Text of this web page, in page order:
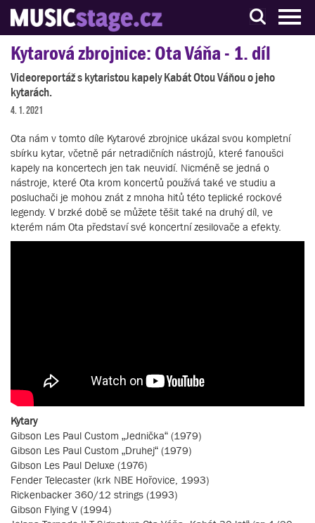
S muzikanty pro muzikanty
Kytarová zbrojnice: Ota Váňa - 1. díl
Videoreportáž s kytaristou kapely Kabát Otou Váňou o jeho
kytarách.
4. 1. 2021
Ota nám v tomto díle Kytarové zbrojnice ukázal svou kompletní
sbírku kytar, včetně pár netradičních nástrojů, které fanoušci
kapely na koncertech jen tak neuvidí. Nicméně se jedná o
nástroje, které Ota krom koncertů používá také ve studiu a
posluchači je mohou znát z mnoha hitů této teplické rockové
legendy. V brzké době se můžete těšit také na druhý díl, ve
kterém nám Ota představí své koncertní zesilovače a efekty.
Kytary
Gibson Les Paul Custom „Jednička“ (1979)
Gibson Les Paul Custom „Druhej“ (1979)
Gibson Les Paul Deluxe (1976)
Fender Telecaster (krk NBE Hořovice, 1993)
Rickenbacker 360/12 strings (1993)
Gibson Flying V (1994)